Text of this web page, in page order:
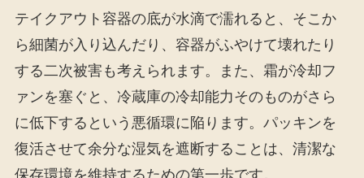
テイクアウト容器の底が水滴で濡れると、そこか
ら細菌が入り込んだり、容器がふやけて壊れたり
する二次被害も考えられます。また、霜が冷却フ
ァンを塞ぐと、冷蔵庫の冷却能力そのものがさら
に低下するという悪循環に陥ります。パッキンを
復活させて余分な湿気を遮断することは、清潔な
保存環境を維持するための第一歩です。